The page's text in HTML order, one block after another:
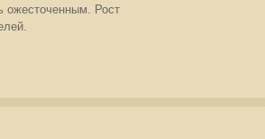
ожесточенным. Рост